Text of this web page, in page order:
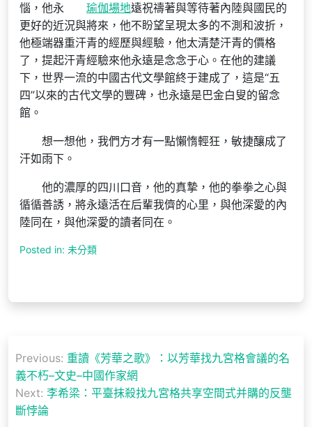
惱，他永
瑜伽場地遠祝禱著與等待著內陸與國民的
更好的近況與將來，他不盼望呈現太多的不測和波折，
他極端器重汗青的經歷與經驗，他太清楚汗青的價格
了，提起汗青經驗來他永遠是念念于心。在他的建議
下，世界一流的中國古代文學館終于建成了，這是“五
四”以來的古代文學的豐碑，也永遠是巴金白叟的留念
館。
想一想他，我們方才有一點懶惰輕狂，敏捷釀成了
汗如雨下。
他的濃厚的四川口音，他的真摯，他的拳拳之心與
循循善誘，將永遠活在后輩我儕的心里，與他深愛的內
陸同在，與他深愛的讀者同在。
Posted in: 未分類
章
導
覽
Previous: 重讀《芳華之歌》：以芳華找九宮格會議的名
義不朽–文史–中國作家網
Next: 李希梁：平臺抹殺找九宮格共享空間式并購的反壟
斷悖論